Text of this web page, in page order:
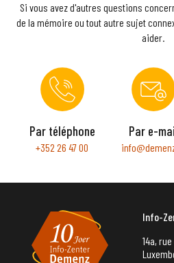
Si vous avez d'autres questions
de la mémoire ou tout autre sujet
aider.
Par téléphone
+352 26 47 00
Par e-
Info-
14a,